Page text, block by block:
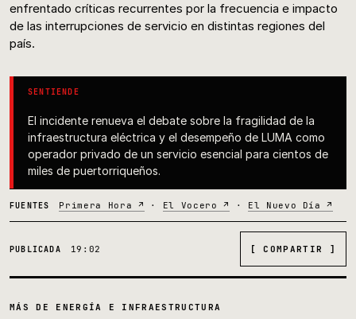
enfrentado críticas recurrentes por la frecuencia e impacto
de las interrupciones de servicio en distintas regiones del
país.
SENTIENDE
El incidente renueva el debate sobre la fragilidad de la
infraestructura eléctrica y el desempeño de LUMA como
operador privado de un servicio esencial para cientos de
miles de puertorriqueños.
FUENTES Primera Hora ↗ · El Vocero ↗ · El Nuevo Día ↗
PUBLICADA 19:02 [ COMPARTIR ]
MÁS DE ENERGÍA E INFRAESTRUCTURA